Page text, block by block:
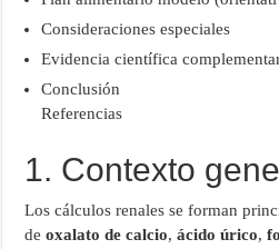
Consideraciones especiales
Evidencia científica
Conclusión
Referencias
1. Contexto
Los cálculos renales se forman
deoxalato de calcio,ácido úrico,